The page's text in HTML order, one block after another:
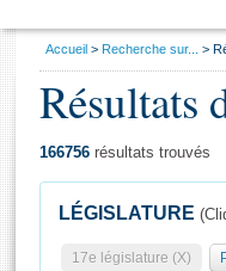
Général
Vous
Accueil Recherche sur...
Résultats
166756 résultats trouvés
LÉGISLATURE
17e législature (X)